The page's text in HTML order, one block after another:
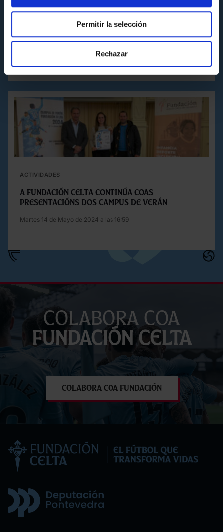
Permitir la selección
Rechazar
Gymkana Infantil en Abanca Balaídos: a
forma máis divertida de descubrir o noso
Martes 18 de Junio de 2024 a las 09:07
ACTIVIDADES
A Fundación Celta continúa coas
presentacións dos Campus de verán
Martes 14 de Mayo de 2024 a las 16:59
Colabora coa
Fundación Celta
Colabora coa Fundación